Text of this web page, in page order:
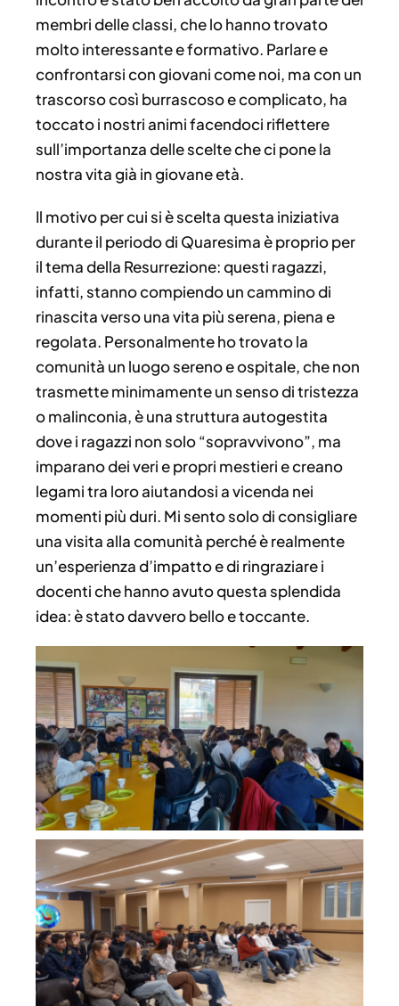
membri delle classi, che lo hanno trovato
molto interessante e formativo. Parlare e
confrontarsi con giovani come noi, ma con un
trascorso così burrascoso e complicato, ha
toccato i nostri animi facendoci riflettere
sull’importanza delle scelte che ci pone la
nostra vita già in giovane età.
Il motivo per cui si è scelta questa iniziativa
durante il periodo di Quaresima è proprio per
il tema della Resurrezione: questi ragazzi,
infatti, stanno compiendo un cammino di
rinascita verso una vita più serena, piena e
regolata. Personalmente ho trovato la
comunità un luogo sereno e ospitale, che non
trasmette minimamente un senso di tristezza
o malinconia, è una struttura autogestita
dove i ragazzi non solo “sopravvivono”, ma
imparano dei veri e propri mestieri e creano
legami tra loro aiutandosi a vicenda nei
momenti più duri. Mi sento solo di consigliare
una visita alla comunità perché è realmente
un’esperienza d’impatto e di ringraziare i
docenti che hanno avuto questa splendida
idea: è stato davvero bello e toccante.